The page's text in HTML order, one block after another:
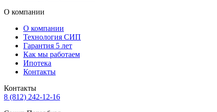
О компании
О компании
Технология СИП
Гарантия 5 лет
Как мы работаем
Ипотека
Контакты
Контакты
8 (812) 242-12-16